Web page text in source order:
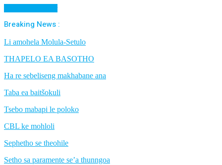
Breaking News :
Li amohela Molula-Setulo
THAPELO EA BASOTHO
Ha re sebeliseng makhabane ana
Taba ea baitšokuli
Tsebo mabapi le poloko
CBL ke mohloli
Sephetho se theohile
Setho sa paramente se’a thunngoa